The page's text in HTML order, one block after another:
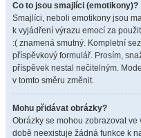
Co to jsou smajlíci (emotikony)?
Smajlíci, neboli emotikony jsou
k vyjádření výrazu emocí za
:( znamená smutný. Kompletní
příspěvkový formulář. Prosím,
příspěvek nestal nečitelným.
v tomto směru změnit.
Mohu přidávat obrázky?
Obrázky se mohou zobrazovat
době neexistuje žádná funkce k